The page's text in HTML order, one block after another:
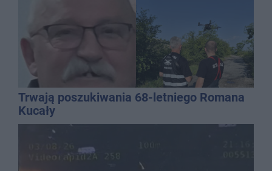
Trwają poszukiwania 68-letniego Romana
Kucały